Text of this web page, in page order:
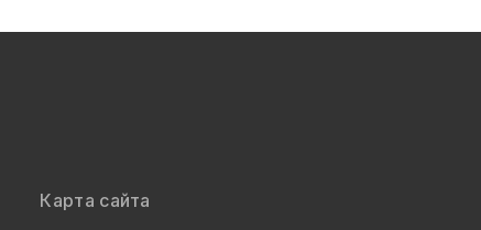
Карта сайта